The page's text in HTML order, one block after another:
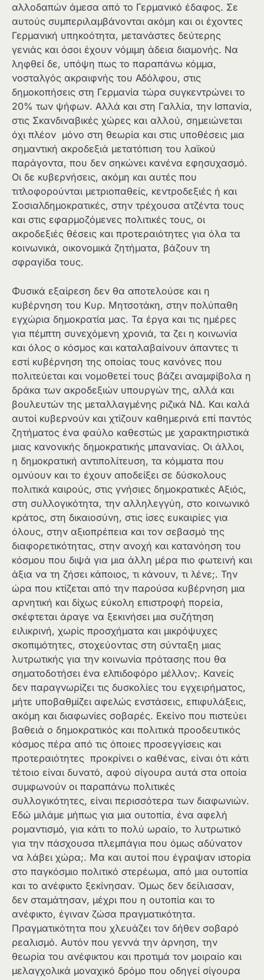
αλλοδαπών άμεσα από το Γερμανικό έδαφος. Σε
αυτούς συμπεριλαμβάνονται ακόμη και οι έχοντες
Γερμανική υπηκοότητα, μετανάστες δεύτερης
γενιάς και όσοι έχουν νόμιμη άδεια διαμονής. Να
ληφθεί δε, υπόψη πως το παραπάνω κόμμα,
νοσταλγός ακραιφνής του Αδόλφου, στις
δημοκοπήσεις στη Γερμανία τώρα συγκεντρώνει το
20% των ψήφων. Αλλά και στη Γαλλία, την Ισπανία,
στις Σκανδιναβικές χώρες και αλλού, σημειώνεται
όχι πλέον μόνο στη θεωρία και στις υποθέσεις μια
σημαντική ακροδεξιά μετατόπιση του λαϊκού
παράγοντα, που δεν σηκώνει κανένα εφησυχασμό.
Οι δε κυβερνήσεις, ακόμη και αυτές που
τιτλοφορούνται μετριοπαθείς, κεντροδεξιές ή και
Σοσιαλδημοκρατικές, στην τρέχουσα ατζέντα τους
και στις εφαρμοζόμενες πολιτικές τους, οι
ακροδεξιές θέσεις και προτεραιότητες για όλα τα
κοινωνικά, οικονομικά ζητήματα, βάζουν τη
σφραγίδα τους.
Φυσικά εξαίρεση δεν θα αποτελούσε και η
κυβέρνηση του Κυρ. Μητσοτάκη, στην πολύπαθη
εγχώρια δημοκρατία μας. Τα έργα και τις ημέρες
για πέμπτη συνεχόμενη χρονιά, τα ζει η κοινωνία
και όλος ο κόσμος και καταλαβαίνουν άπαντες τι
εστί κυβέρνηση της οποίας τους κανόνες που
πολιτεύεται και νομοθετεί τους βάζει αναμφίβολα η
δράκα των ακροδεξιών υπουργών της, αλλά και
βουλευτών της μεταλλαγμένης ριζικά ΝΔ. Και καλά
αυτοί κυβερνούν και χτίζουν καθημερινά επί παντός
ζητήματος ένα φαύλο καθεστώς με χαρακτηριστικά
μιας κανονικής δημοκρατικής μπανανίας. Οι άλλοι,
η δημοκρατική αντιπολίτευση, τα κόμματα που
ομνύουν και το έχουν αποδείξει σε δύσκολους
πολιτικά καιρούς, στις γνήσιες δημοκρατικές Αξιός,
στη συλλογικότητα, την αλληλεγγύη, στο κοινωνικό
κράτος, στη δικαιοσύνη, στις ίσες ευκαιρίες για
όλους, στην αξιοπρέπεια και τον σεβασμό της
διαφορετικότητας, στην ανοχή και κατανόηση του
κόσμου που διψά για μια άλλη μέρα πιο φωτεινή και
άξια να τη ζήσει κάποιος, τι κάνουν, τι λένε;. Την
ώρα που κτίζεται από την παρούσα κυβέρνηση μια
αρνητική και δίχως εύκολη επιστροφή πορεία,
σκέφτεται άραγε να ξεκινήσει μια συζήτηση
ειλικρινή, χωρίς προσχήματα και μικρόψυχες
σκοπιμότητες, στοχεύοντας στη σύνταξη μιας
λυτρωτικής για την κοινωνία πρότασης που θα
σηματοδοτήσει ένα ελπιδοφόρο μέλλον;. Κανείς
δεν παραγνωρίζει τις δυσκολίες του εγχειρήματος,
μήτε υποβαθμίζει αφελώς ενστάσεις, επιφυλάξεις,
ακόμη και διαφωνίες σοβαρές. Εκείνο που πιστεύει
βαθειά ο δημοκρατικός και πολιτικά προοδευτικός
κόσμος πέρα από τις όποιες προσεγγίσεις και
προτεραιότητες προκρίνει ο καθένας, είναι ότι κάτι
τέτοιο είναι δυνατό, αφού σίγουρα αυτά στα οποία
συμφωνούν οι παραπάνω πολιτικές
συλλογικότητες, είναι περισσότερα των διαφωνιών.
Εδώ μιλάμε μήπως για μια ουτοπία, ένα αφελή
ρομαντισμό, για κάτι το πολύ ωραίο, το λυτρωτικό
για την πάσχουσα πλεμπάγια που όμως αδύνατον
να λάβει χώρα;. Μα και αυτοί που έγραψαν ιστορία
στο παγκόσμιο πολιτικό στερέωμα, από μια ουτοπία
και το ανέφικτο ξεκίνησαν. Όμως δεν δείλιασαν,
δεν σταμάτησαν, μέχρι που η ουτοπία και το
ανέφικτο, έγιναν ζώσα πραγματικότητα.
Πραγματικότητα που χλευάζει τον δήθεν σοβαρό
ρεαλισμό. Αυτόν που γεννά την άρνηση, την
θεωρία του ανέφικτου και προτιμά τον μοιραίο και
μελαγχολικά μοναχικό δρόμο που οδηγεί σίγουρα